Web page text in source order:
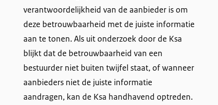
verantwoordelijkheid van de aanbieder is om
deze betrouwbaarheid met de juiste informatie
aan te tonen. Als uit onderzoek door de Ksa
blijkt dat de betrouwbaarheid van een
bestuurder niet buiten twijfel staat, of wanneer
aanbieders niet de juiste informatie
aandragen, kan de Ksa handhavend optreden.